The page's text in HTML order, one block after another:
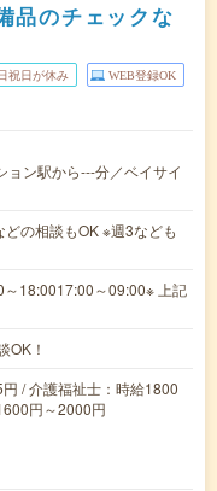
品のチェックな
祝日が休み WEB登録OK
ョン駅から---分／ベイサイ
の相談もOK ※週3なども
～18:0017:00～09:00※ 上記
！
/ 介護福祉士：時給1800
円～2000円